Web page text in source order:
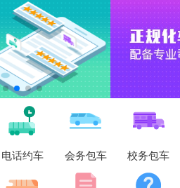
电话约车 会务包车 校务包车